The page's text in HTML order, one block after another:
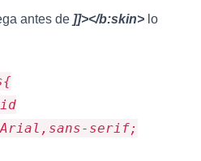
antes de ]]></b:skin> lo
serif;